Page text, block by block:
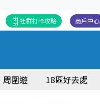
商戶中心
社群打卡攻略
周圍遊 18區好去處